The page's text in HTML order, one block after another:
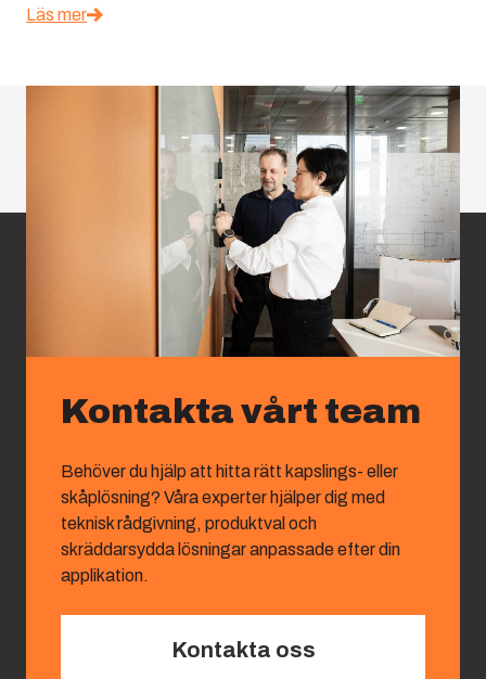
Läs mer
Kontakta vårt team
Behöver du hjälp att hitta rätt kapslings- eller
skåplösning? Våra experter hjälper dig med
teknisk rådgivning, produktval och
skräddarsydda lösningar anpassade efter din
applikation.
Kontakta oss